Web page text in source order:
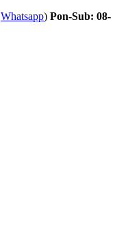
Whatsapp) Pon-Sub: 08-